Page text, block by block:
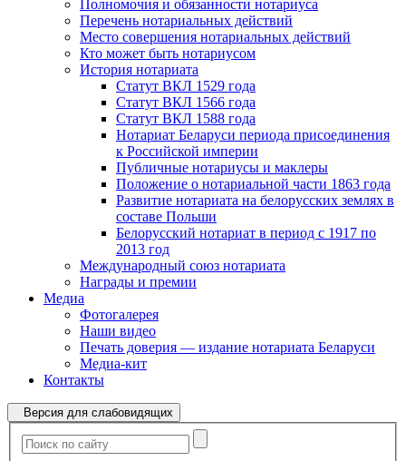
Полномочия и обязанности нотариуса
Перечень нотариальных действий
Место совершения нотариальных действий
Кто может быть нотариусом
История нотариата
Статут ВКЛ 1529 года
Статут ВКЛ 1566 года
Статут ВКЛ 1588 года
Нотариат Беларуси периода присоединения
к Российской империи
Публичные нотариусы и маклеры
Положение о нотариальной части 1863 года
Развитие нотариата на белорусских землях в
составе Польши
Белорусский нотариат в период с 1917 по
2013 год
Международный союз нотариата
Награды и премии
Медиа
Фотогалерея
Наши видео
Печать доверия — издание нотариата Беларуси
Медиа-кит
Контакты
Версия для слабовидящих